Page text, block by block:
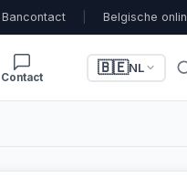
Belgische
Contact
🇧🇪NL